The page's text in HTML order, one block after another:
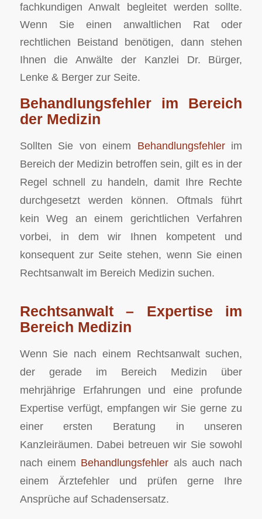
fachkundigen Anwalt begleitet werden sollte.
Wenn Sie einen anwaltlichen Rat oder
rechtlichen Beistand benötigen, dann stehen
Ihnen die Anwälte der Kanzlei Dr. Bürger,
Lenke & Berger zur Seite.
Behandlungsfehler im Bereich
der Medizin
Sollten Sie von einem Behandlungsfehlerim
Bereich der Medizin betroffen sein, gilt es in der
Regel schnell zu handeln, damit Ihre Rechte
durchgesetzt werden können. Oftmals führt
kein Weg an einem gerichtlichen Verfahren
vorbei, in dem wir Ihnen kompetent und
konsequent zur Seite stehen, wenn Sie einen
Rechtsanwalt im Bereich Medizin suchen.
Rechtsanwalt – Expertise im
Bereich Medizin
Wenn Sie nach einem Rechtsanwalt suchen,
der gerade im Bereich Medizin über
mehrjährige Erfahrungen und eine profunde
Expertise verfügt, empfangen wir Sie gerne zu
einer ersten Beratung in unseren
Kanzleiräumen. Dabei betreuen wir Sie sowohl
nach einem Behandlungsfehler als auch nach
einem Ärztefehler und prüfen gerne Ihre
Ansprüche auf Schadensersatz.